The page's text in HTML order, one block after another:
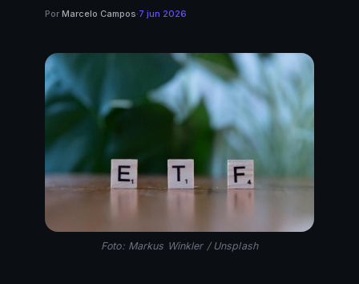
Por Marcelo Campos·7 jun 2026
Foto: Markus Winkler / Unsplash